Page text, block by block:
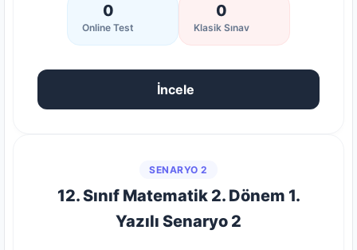
0
Online Test
0
Klasik Sınav
İncele
SENARYO 2
12. Sınıf Matematik 2. Dönem 1.
Yazılı Senaryo 2